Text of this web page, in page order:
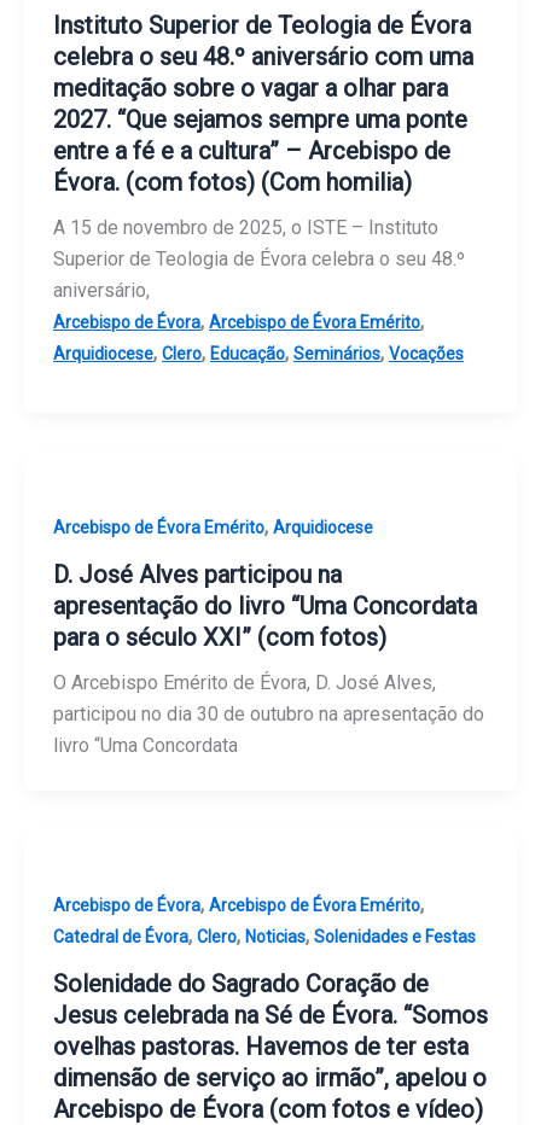
Instituto Superior de Teologia de Évora
celebra o seu 48.º aniversário com uma
meditação sobre o vagar a olhar para
2027. “Que sejamos sempre uma ponte
entre a fé e a cultura” – Arcebispo de
Évora. (com fotos) (Com homilia)
A 15 de novembro de 2025, o ISTE – Instituto
Superior de Teologia de Évora celebra o seu 48.º
aniversário,
Arcebispo de Évora, Arcebispo de Évora Emérito,
Arquidiocese, Clero, Educação, Seminários, Vocações
Arcebispo de Évora Emérito, Arquidiocese
D. José Alves participou na
apresentação do livro “Uma Concordata
para o século XXI” (com fotos)
O Arcebispo Emérito de Évora, D. José Alves,
participou no dia 30 de outubro na apresentação do
livro “Uma Concordata
Arcebispo de Évora, Arcebispo de Évora Emérito,
Catedral de Évora, Clero, Noticias, Solenidades e Festas
Solenidade do Sagrado Coração de
Jesus celebrada na Sé de Évora. “Somos
ovelhas pastoras. Havemos de ter esta
dimensão de serviço ao irmão”, apelou o
Arcebispo de Évora (com fotos e vídeo)